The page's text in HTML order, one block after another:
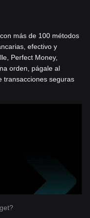
más de 100 métodos
efectivo y
Perfect Money,
orden, págale al
transacciones seguras